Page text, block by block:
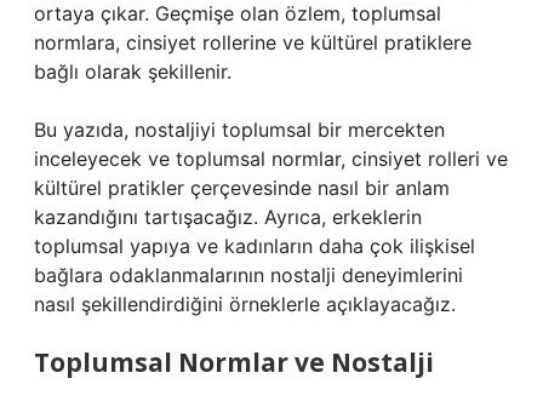
ortaya çıkar. Geçmişe olan özlem, toplumsal
normlara, cinsiyet rollerine ve kültürel pratiklere
bağlı olarak şekillenir.
Bu yazıda, nostaljiyi toplumsal bir mercekten
inceleyecek ve toplumsal normlar, cinsiyet rolleri ve
kültürel pratikler çerçevesinde nasıl bir anlam
kazandığını tartışacağız. Ayrıca, erkeklerin
toplumsal yapıya ve kadınların daha çok ilişkisel
bağlara odaklanmalarının nostalji deneyimlerini
nasıl şekillendirdiğini örneklerle açıklayacağız.
Toplumsal Normlar ve Nostalji